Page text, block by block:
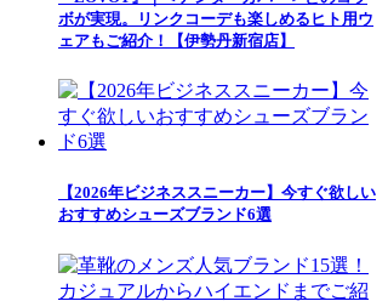
ボが実現。リンクコーデも楽しめるヒト用ウ
ェアもご紹介！【伊勢丹新宿店】
【2026年ビジネススニーカー】今すぐ欲しい
おすすめシューズブランド6選